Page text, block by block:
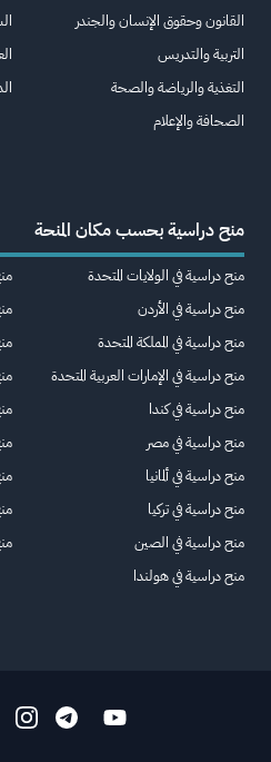
القانون وحقوق الإنسان والجندر
التربية والتدريس
التغذية والرياضة والصحة
الصحافة والإعلام
منح دراسية بحسب مكان المنحة
منح دراسية في الولايات المتحدة
منح دراسية في الأردن
منح دراسية في المملكة المتحدة
منح دراسية في الإمارات العربية المتحدة
منح دراسية في كندا
منح دراسية في مصر
منح دراسية في ألمانيا
منح دراسية في تركيا
منح دراسية في الصين
منح دراسية في هولندا